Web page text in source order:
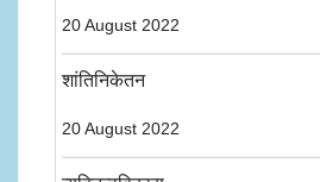
20 August 2022
शांतिनिकेतन
20 August 2022